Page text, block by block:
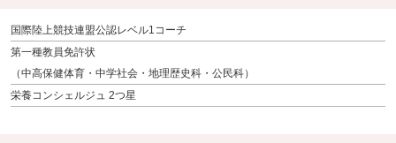
国際陸上競技連盟公認レベル1コーチ
第一種教員免許状
（中高保健体育・中学社会・地理歴史科・公民科）
栄養コンシェルジュ 2つ星